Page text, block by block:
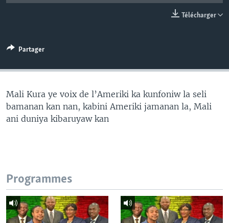
Télécharger
Partager
Mali Kura ye voix de l’Ameriki ka kunfoniw la seli
bamanan kan nan, kabini Ameriki jamanan la, Mali
ani duniya kibaruyaw kan
Programmes